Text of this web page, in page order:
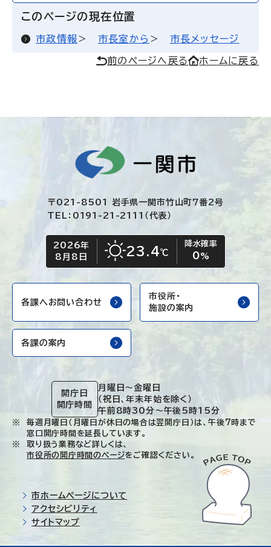
このページの現在位置
市政情報 市長室から 市長メッセージ
前のページへ戻る ホームに戻る
〒021-8501 岩手県一関市竹山町7番2号
TEL：0191-21-2111（代表）
今日の日付
2026年
8月8日
今日の天気
晴れ 23.4℃
降水確率
0%
各課へお問い合わせ
市役所・
施設の案内
各課の案内
開庁日
開庁時間
月曜日～金曜日
（祝日、年末年始を除く）
午前8時30分～午後5時15分
毎週月曜日（月曜日が休日の場合は翌開庁日）は、午後7時まで
窓口開庁時間を延長しています。
取り扱う業務など詳しくは、
市役所の開庁時間のページをご確認ください。
市ホームページについて
アクセシビリティ
サイトマップ